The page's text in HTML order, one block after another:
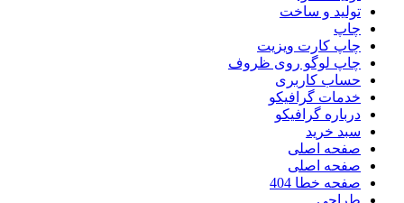
تولید و ساخت
چاپ
چاپ کارت ویزیت
چاپ لوگو روی ظروف
حساب کاربری
خدمات گرافیکو
درباره گرافیکو
سبد خرید
صفحه اصلی
صفحه اصلی
صفحه خطا 404